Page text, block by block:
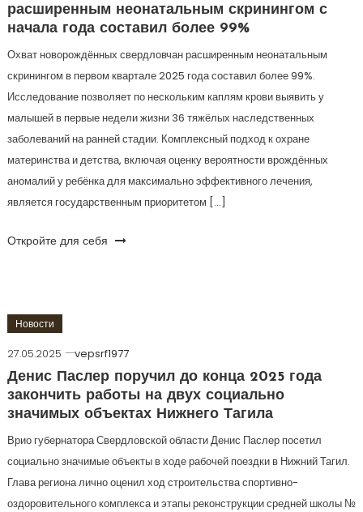
расширенным неонатальным скринингом с
начала года составил более 99%
Охват новорождённых свердловчан расширенным неонатальным
скринингом в первом квартале 2025 года составил более 99%.
Исследование позволяет по нескольким каплям крови выявить у
малышей в первые недели жизни 36 тяжёлых наследственных
заболеваний на ранней стадии. Комплексный подход к охране
материнства и детства, включая оценку вероятности врождённых
аномалий у ребёнка для максимально эффективного лечения,
является государственным приоритетом […]
Откройте для себя
Новости
27.05.2025
vepsrf1977
Денис Паслер поручил до конца 2025 года
закончить работы на двух социально
значимых объектах Нижнего Тагила
Врио губернатора Свердловской области Денис Паслер посетил
социально значимые объекты в ходе рабочей поездки в Нижний Тагил.
Глава региона лично оценил ход строительства спортивно-
оздоровительного комплекса и этапы реконструкции средней школы №